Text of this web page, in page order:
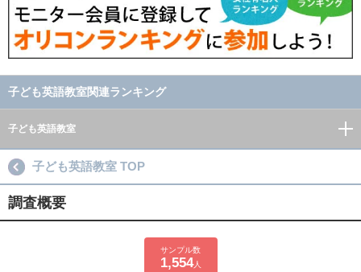
子ども英語教室関連ランキング
子ども英語教室
子ども英語教室 TOP
調査概要
サンプル数
1,554人